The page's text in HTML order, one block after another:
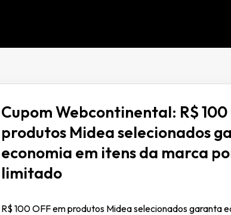
Cupom Webcontinental: R$ 100
produtos Midea selecionados
economia em itens da marca
limitado
R$ 100 OFF em produtos Midea selecionados garanta